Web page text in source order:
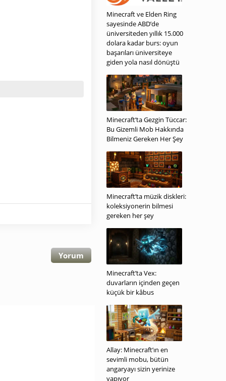
Yorum
Minecraft ve Elden Ring
sayesinde ABD’de
üniversiteden yıllık 15.000
dolara kadar burs: oyun
başarıları üniversiteye
giden yola nasıl dönüştü
Minecraft’ta Gezgin Tüccar:
Bu Gizemli Mob Hakkında
Bilmeniz Gereken Her Şey
Minecraft’ta müzik diskleri:
koleksiyonerin bilmesi
gereken her şey
Minecraft’ta Vex:
duvarların içinden geçen
küçük bir kâbus
Allay: Minecraft’ın en
sevimli mobu, bütün
angaryayı sizin yerinize
yapıyor